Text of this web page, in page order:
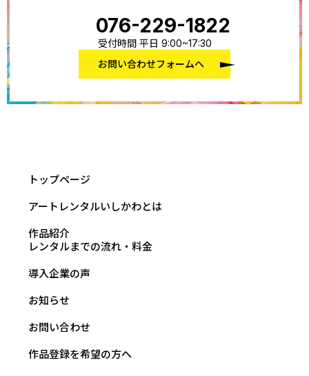
076-229-1822
受付時間 平日 9:00~17:30
お問い合わせフォームへ
トップページ
アートレンタルいしかわとは
作品紹介
レンタルまでの流れ・料金
導入企業の声
お知らせ
お問い合わせ
作品登録を希望の方へ